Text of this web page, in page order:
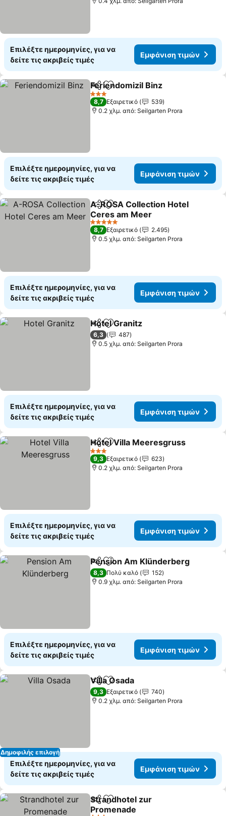
Επιλέξτε ημερομηνίες, για να
δείτε τις ακριβείς τιμές
Εμφάνιση τιμών
Κοινοποίηση
Προσθήκη στα αγαπημένα
Feriendomizil Binz
3 Αστέρια
8,7 Εξαιρετικό
539
0.2 χλμ. από: Seilgarten Prora
Επιλέξτε ημερομηνίες, για να
δείτε τις ακριβείς τιμές
Εμφάνιση τιμών
Κοινοποίηση
Προσθήκη στα αγαπημένα
A-ROSA Collection Hotel
Ceres am Meer
5 Αστέρια
8,7 Εξαιρετικό
2.495
0.5 χλμ. από: Seilgarten Prora
Επιλέξτε ημερομηνίες, για να
δείτε τις ακριβείς τιμές
Εμφάνιση τιμών
Κοινοποίηση
Προσθήκη στα αγαπημένα
Hotel Granitz
6,3
487
0.5 χλμ. από: Seilgarten Prora
Επιλέξτε ημερομηνίες, για να
δείτε τις ακριβείς τιμές
Εμφάνιση τιμών
Κοινοποίηση
Προσθήκη στα αγαπημένα
Hotel Villa Meeresgruss
3 Αστέρια
9,3 Εξαιρετικό
623
0.2 χλμ. από: Seilgarten Prora
Επιλέξτε ημερομηνίες, για να
δείτε τις ακριβείς τιμές
Εμφάνιση τιμών
Κοινοποίηση
Προσθήκη στα αγαπημένα
Pension Am Klünderberg
8,3 Πολύ καλό
152
0.9 χλμ. από: Seilgarten Prora
Επιλέξτε ημερομηνίες, για να
δείτε τις ακριβείς τιμές
Εμφάνιση τιμών
Δημοφιλής επιλογή
Κοινοποίηση
Προσθήκη στα αγαπημένα
Villa Osada
9,3 Εξαιρετικό
740
0.2 χλμ. από: Seilgarten Prora
Επιλέξτε ημερομηνίες, για να
δείτε τις ακριβείς τιμές
Εμφάνιση τιμών
Κοινοποίηση
Προσθήκη στα αγαπημένα
Strandhotel zur
Promenade